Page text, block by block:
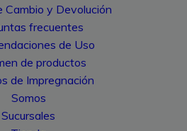
Cambio y Devolución
frecuentes
de Uso
de productos
de Impregnación
Somos
Sucursales